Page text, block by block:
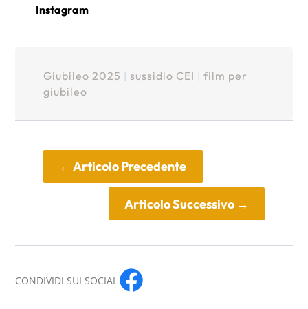
Instagram
Giubileo 2025 sussidio CEI
film per
giubileo
←Articolo Precedente
Articolo Successivo→
CONDIVIDI SUI SOCIAL